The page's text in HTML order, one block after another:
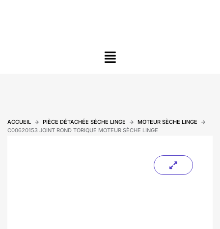
Menu
ACCUEIL PIÈCE DÉTACHÉE SÈCHE LINGE
MOTEUR SÈCHE LINGE
C00620153 JOINT ROND TORIQUE MOTEUR SÈCHE LINGE